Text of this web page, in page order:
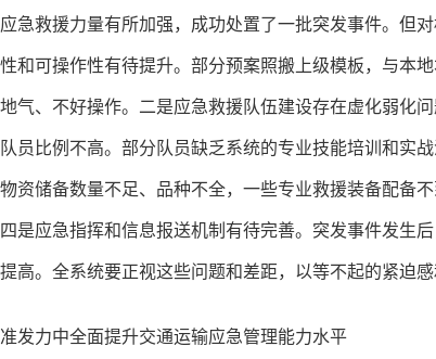
急救援力量有所加强，成功处置了一批突发事件。但
和可操作性有待提升。部分预案照搬上级模板，与本
气、不好操作。二是应急救援队伍建设存在虚化弱化
员比例不高。部分队员缺乏系统的专业技能培训和实
资储备数量不足、品种不全，一些专业救援装备配备
是应急指挥和信息报送机制有待完善。突发事件发生
高。全系统要正视这些问题和差距，以等不起的紧迫
发力中全面提升交通运输应急管理能力水平